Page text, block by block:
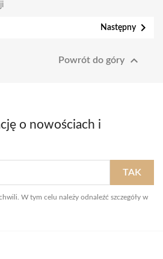
Następny 
Powrót do góry 
o nowościach i
W tym celu należy odnaleźć szczegóły w